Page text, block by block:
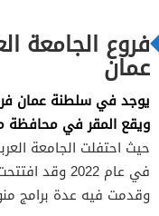
فروع الجامعة
عمان
يوجد في سلطنة عمان
ويقع المقر في محافظة
في عام 2022
وقدمت فيه عدة برامج